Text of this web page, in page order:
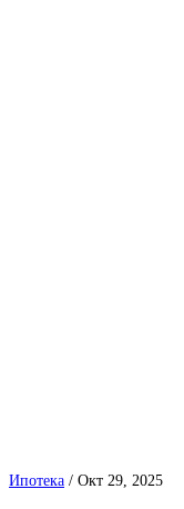
Ипотека / Окт 29, 2025